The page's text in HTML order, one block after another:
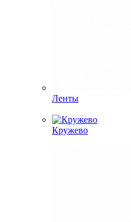
Ленты
Кружево